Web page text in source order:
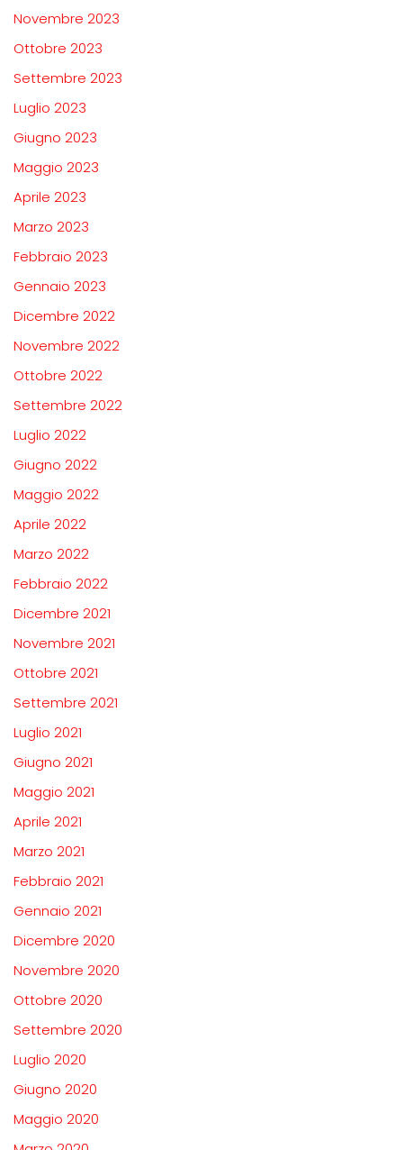
Novembre 2023
Ottobre 2023
Settembre 2023
Luglio 2023
Giugno 2023
Maggio 2023
Aprile 2023
Marzo 2023
Febbraio 2023
Gennaio 2023
Dicembre 2022
Novembre 2022
Ottobre 2022
Settembre 2022
Luglio 2022
Giugno 2022
Maggio 2022
Aprile 2022
Marzo 2022
Febbraio 2022
Dicembre 2021
Novembre 2021
Ottobre 2021
Settembre 2021
Luglio 2021
Giugno 2021
Maggio 2021
Aprile 2021
Marzo 2021
Febbraio 2021
Gennaio 2021
Dicembre 2020
Novembre 2020
Ottobre 2020
Settembre 2020
Luglio 2020
Giugno 2020
Maggio 2020